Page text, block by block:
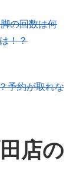
の回数は何
！？
予約が取れな
店の